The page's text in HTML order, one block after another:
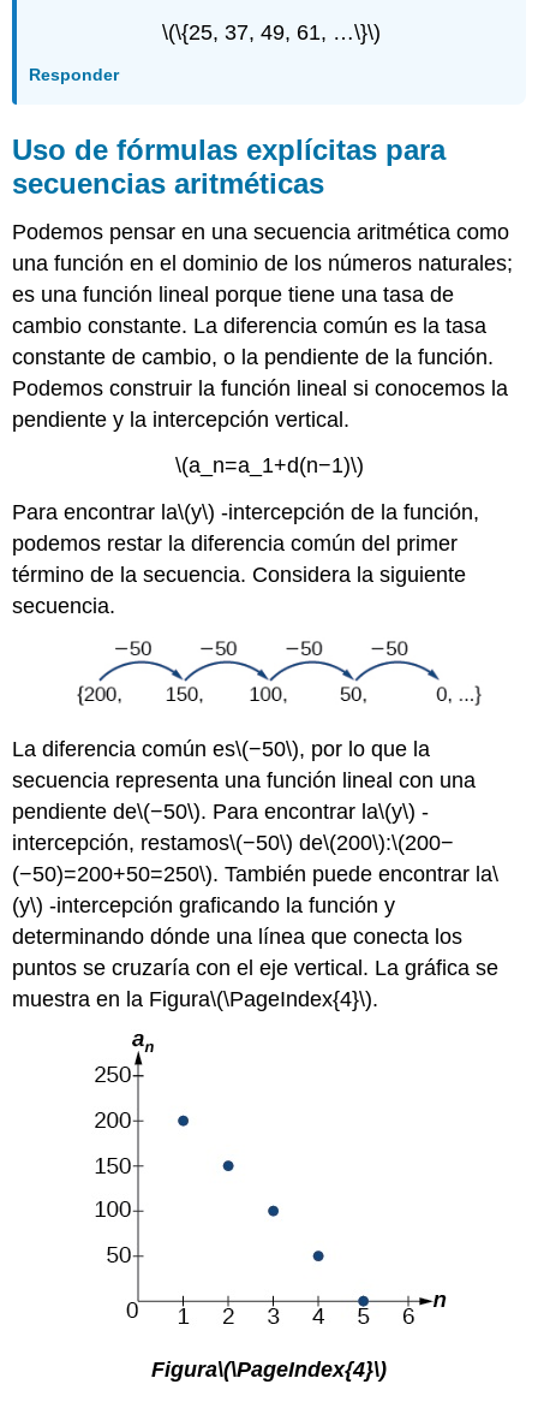
\(\{25, 37, 49, 61, …\}\)
Responder
Uso de fórmulas explícitas para
secuencias aritméticas
Podemos pensar en una secuencia aritmética como
una función en el dominio de los números naturales;
es una función lineal porque tiene una tasa de
cambio constante. La diferencia común es la tasa
constante de cambio, o la pendiente de la función.
Podemos construir la función lineal si conocemos la
pendiente y la intercepción vertical.
\(a_n=a_1+d(n−1)\)
Para encontrar la\(y\) -intercepción de la función,
podemos restar la diferencia común del primer
término de la secuencia. Considera la siguiente
secuencia.
La diferencia común es\(−50\), por lo que la
secuencia representa una función lineal con una
pendiente de\(−50\). Para encontrar la\(y\) -
intercepción, restamos\(−50\) de\(200\):\(200−
(−50)=200+50=250\). También puede encontrar la\
(y\) -intercepción graficando la función y
determinando dónde una línea que conecta los
puntos se cruzaría con el eje vertical. La gráfica se
muestra en la Figura\(\PageIndex{4}\).
Figura\(\PageIndex{4}\)